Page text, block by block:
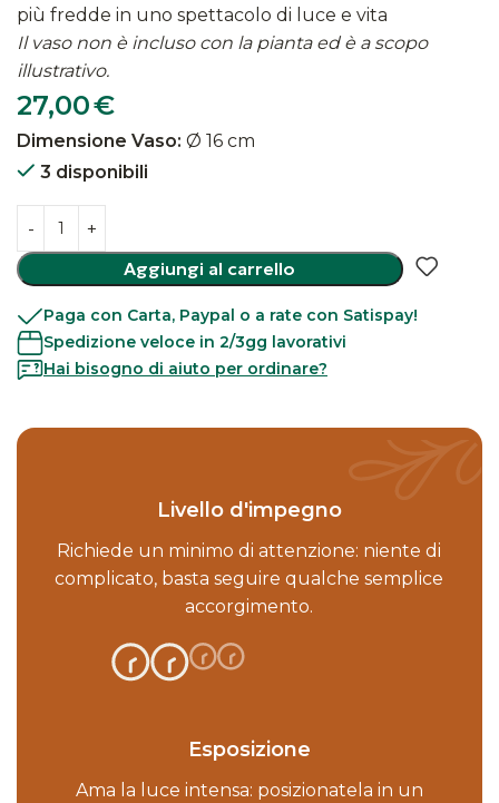
più fredde in uno spettacolo di luce e vita
Il vaso non è incluso con la pianta ed è a scopo
illustrativo.
27,00€
Dimensione Vaso: Ø 16 cm
3 disponibili
Aggiungi al carrello
Paga con Carta, Paypal o a rate con Satispay!
Spedizione veloce in 2/3gg lavorativi
Hai bisogno di aiuto per ordinare?
Livello d'impegno
Richiede un minimo di attenzione: niente di
complicato, basta seguire qualche semplice
accorgimento.
Esposizione
Ama la luce intensa: posizionatela in un